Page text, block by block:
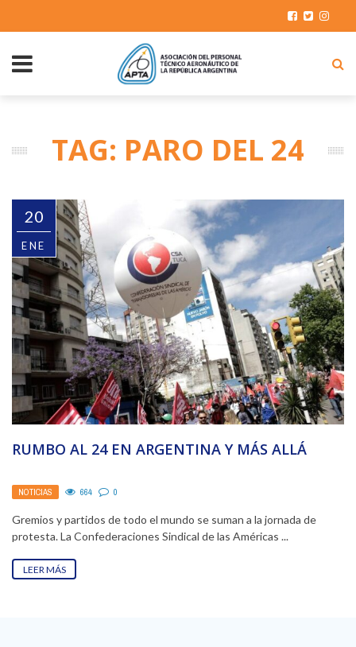
TAG: PARO DEL 24
20
ENE
RUMBO AL 24 EN ARGENTINA Y MÁS ALLÁ
NOTICIAS 664 0
Gremios y partidos de todo el mundo se suman a la jornada de
protesta. La Confederaciones Sindical de las Américas ...
LEER MÁS